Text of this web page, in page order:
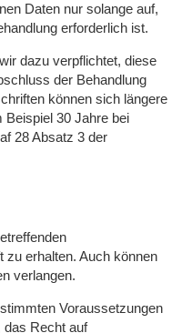
Daten nur solange auf,
erforderlich ist.
dazu verpflichtet, diese
der Behandlung
können sich längere
Beispiel 30 Jahre bei
28 Absatz 3 der
zu erhalten. Auch können
verlangen.
Voraussetzungen
das Recht auf